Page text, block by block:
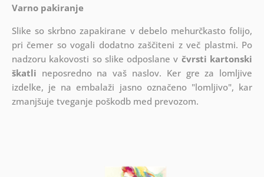
Varno pakiranje
Slike so skrbno zapakirane v debelo mehurčkasto folijo,
pri čemer so vogali dodatno zaščiteni z več plastmi. Po
nadzoru kakovosti so slike odposlane v čvrsti kartonski
škatli neposredno na vaš naslov. Ker gre za lomljive
izdelke, je na embalaži jasno označeno "lomljivo", kar
zmanjšuje tveganje poškodb med prevozom.